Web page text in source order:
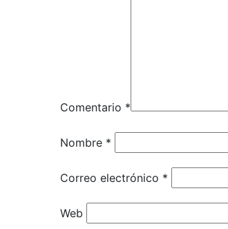
Comentario *
Nombre *
Correo electrónico *
Web